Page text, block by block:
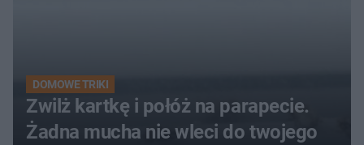
DOMOWE TRIKI
Zwilż kartkę i połóż na parapecie.
Żadna mucha nie wleci do twojego